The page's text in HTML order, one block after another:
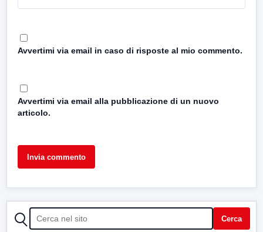
Avvertimi via email in caso di risposte al mio commento.
Avvertimi via email alla pubblicazione di un nuovo
articolo.
CERCA Cerca